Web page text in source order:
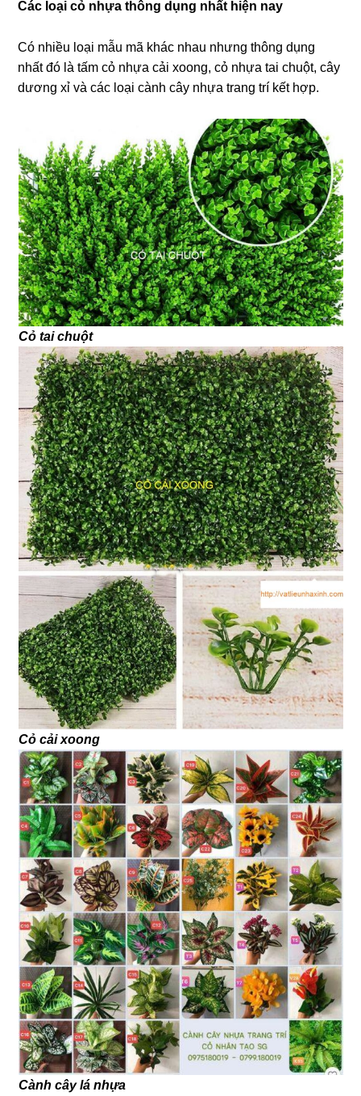
Các loại cỏ nhựa thông dụng nhất hiện nay
Có nhiều loại mẫu mã khác nhau nhưng thông dụng
nhất đó là tấm cỏ nhựa cải xoong, cỏ nhựa tai chuột, cây
dương xỉ và các loại cành cây nhựa trang trí kết hợp.
Cỏ tai chuột
Cỏ cải xoong
Cành cây lá nhựa